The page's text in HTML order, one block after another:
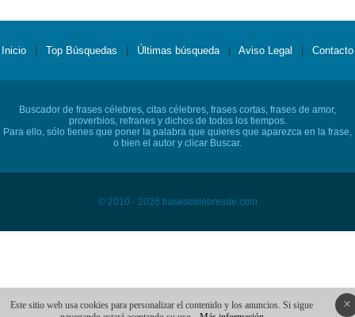
Inicio Top Búsquedas Últimas búsqueda Aviso Legal Contacto
Buscador de frases célebres, citas célebres, frases cortas, frases de amor,
proverbios, refranes y dichos de todos los tiempos.
Para ello, sólo tienes que poner la palabra que quieres que aparezca en la frase,
o bien el autor y clicar Buscar.
© 2010 - 2026 frasescelebresde.com
×
Este sitio web usa cookies para personalizar el contenido y los anuncios. Si sigue